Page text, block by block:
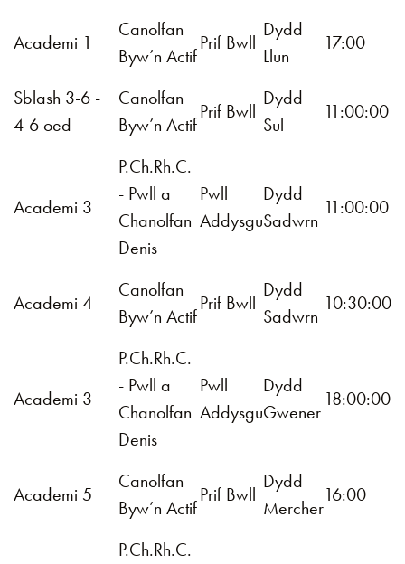
Academi 1
Canolfan
Byw’n Actif
Prif Bwll
Dydd
Llun
17:00
Sblash 3-6 -
4-6 oed
Canolfan
Byw’n Actif
Prif Bwll
Dydd
Sul
11:00:00
Academi 3
P.Ch.Rh.C.
- Pwll a
Chanolfan
Denis
Pwll
Addysgu
Dydd
Sadwrn
11:00:00
Academi 4
Canolfan
Byw’n Actif
Prif Bwll
Dydd
Sadwrn
10:30:00
Academi 3
P.Ch.Rh.C.
- Pwll a
Chanolfan
Denis
Pwll
Addysgu
Dydd
Gwener
18:00:00
Academi 5
Canolfan
Byw’n Actif
Prif Bwll
Dydd
Mercher
16:00
P.Ch.Rh.C.